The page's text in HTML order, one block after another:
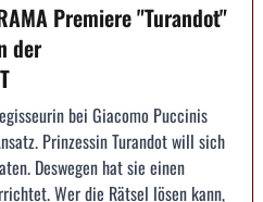
Premiere "Turandot"
der
bei Giacomo Puccinis
Prinzessin Turandot will sich
Deswegen hat sie einen
Wer die Rätsel lösen kann,